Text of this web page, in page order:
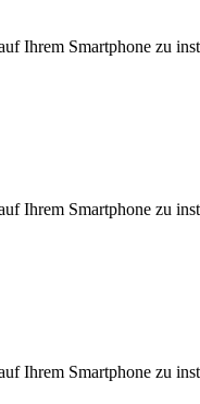
Ihrem Smartphone zu
Ihrem Smartphone zu
Ihrem Smartphone zu